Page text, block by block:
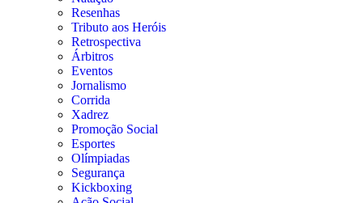
Resenhas
Tributo aos Heróis
Retrospectiva
Árbitros
Eventos
Jornalismo
Corrida
Xadrez
Promoção Social
Esportes
Olímpiadas
Segurança
Kickboxing